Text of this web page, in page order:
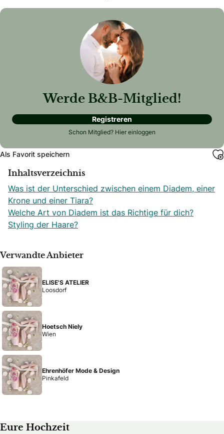
Werde B&B-Mitglied!
Registreren
Schon Mitglied? Hier einloggen
Als Favorit speichern
Inhaltsverzeichnis
Was ist der Unterschied zwischen einem Diadem, einer
Krone und einer Tiara?
Welche Art von Diadem ist das Richtige für dich?
Styling der Haare?
Verwandte Anbieter
ELISE'S ATELIER
Loosdorf
Hoetsch Niely
Wien
Ehrenhöfer Mode & Design
Pinkafeld
Eure Hochzeit